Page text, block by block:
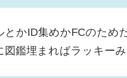
とかID集めかFCのため
図鑑埋まればラッキー